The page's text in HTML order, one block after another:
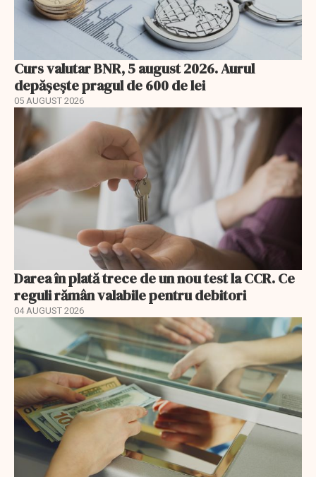
Curs valutar BNR, 5 august 2026. Aurul
depășește pragul de 600 de lei
05 AUGUST 2026
Darea în plată trece de un nou test la CCR. Ce
reguli rămân valabile pentru debitori
04 AUGUST 2026